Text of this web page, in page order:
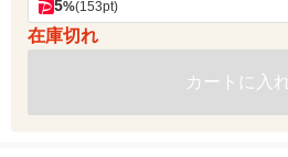
5%(153pt)
在庫切れ
カートに入